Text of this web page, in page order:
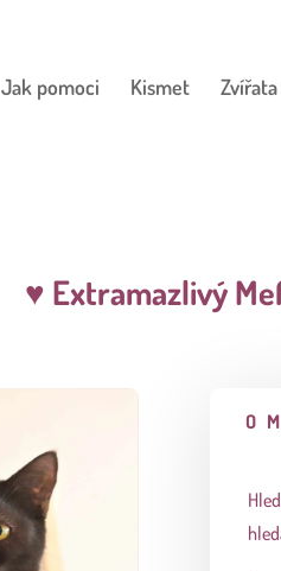
Jak pomoci Kismet
♥ Extramazlivý
O